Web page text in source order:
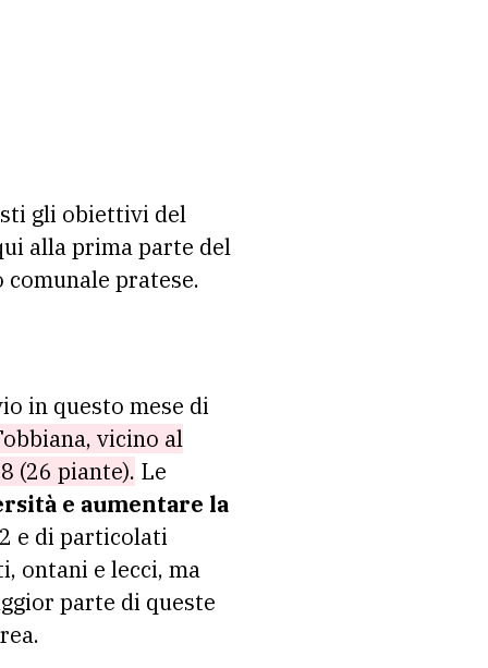
gli obiettivi del
alla prima parte del
pratese.
in questo mese di
vicino al
(26 piante). Le
e aumentare la
e di particolati
ontani e lecci, ma
parte di queste